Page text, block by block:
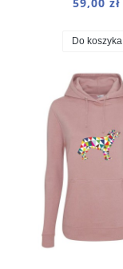
Do koszyka